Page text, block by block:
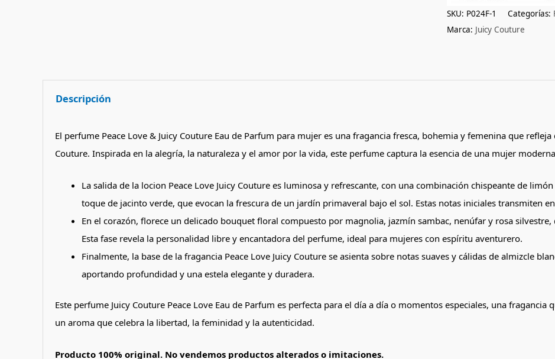
SKU: P024F-1 Categorías:
Marca: Juicy Couture
Descripción
El perfume Peace Love & Juicy Couture Eau de Parfum para mujer es una fragancia fresca, bohemia y femenina que
Couture. Inspirada en la alegría, la naturaleza y el amor por la vida, este perfume captura la esencia de una mujer
La salida de la locion Peace Love Juicy Couture es luminosa y refrescante, con una combinación chispeante de
toque de jacinto verde, que evocan la frescura de un jardín primaveral bajo el sol. Estas notas iniciales transmiten
En el corazón, florece un delicado bouquet floral compuesto por magnolia, jazmín sambac, nenúfar y rosa
Esta fase revela la personalidad libre y encantadora del perfume, ideal para mujeres con espíritu aventurero.
Finalmente, la base de la fragancia Peace Love Juicy Couture se asienta sobre notas suaves y cálidas de almizcle
aportando profundidad y una estela elegante y duradera.
Este perfume Juicy Couture Peace Love Eau de Parfum es perfecta para el día a día o momentos especiales, una fragancia
un aroma que celebra la libertad, la feminidad y la autenticidad.
Producto 100% original. No vendemos productos alterados o imitaciones.